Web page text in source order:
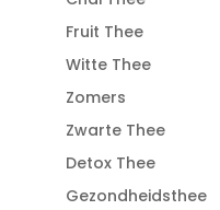
Fruit Thee
Witte Thee
Zomers
Zwarte Thee
Detox Thee
Gezondheidsthee